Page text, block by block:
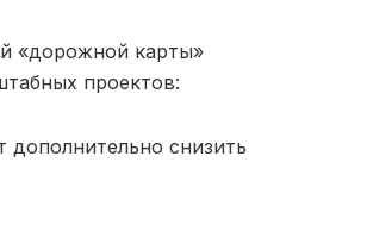
«дорожной карты»
проектов:
снизить